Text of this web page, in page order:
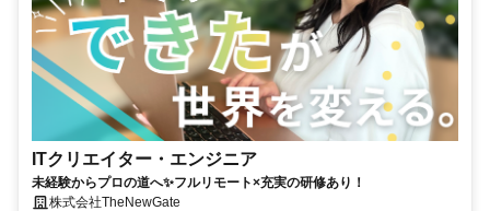
ITクリエイター・エンジニア
未経験からプロの道へ✨フルリモート×充実の研修あり！
株式会社TheNewGate